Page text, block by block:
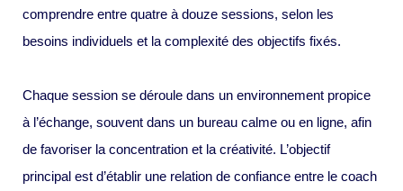
comprendre entre quatre à douze sessions, selon les
besoins individuels et la complexité des objectifs fixés.
Chaque session se déroule dans un environnement propice
à l’échange, souvent dans un bureau calme ou en ligne, afin
de favoriser la concentration et la créativité. L’objectif
principal est d’établir une relation de confiance entre le coach